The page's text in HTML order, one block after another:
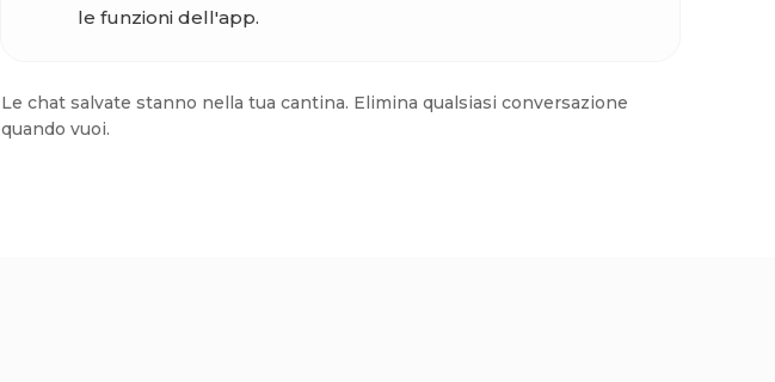
le funzioni dell'app.
Le chat salvate stanno nella tua cantina. Elimina qualsiasi conversazione
quando vuoi.